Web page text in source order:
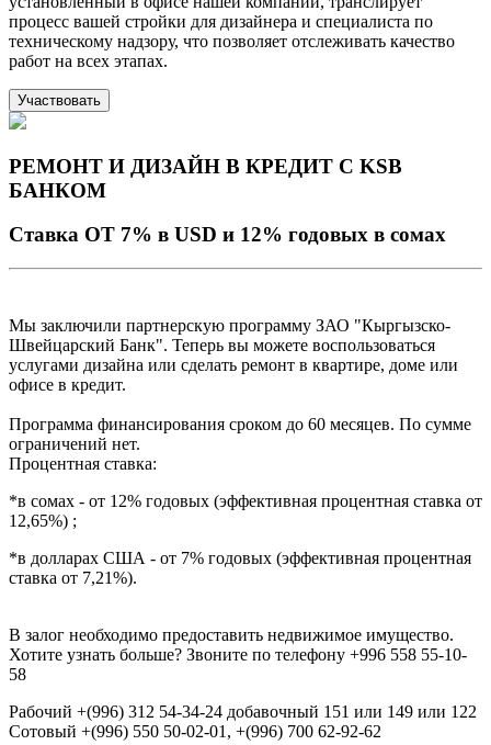
процесс вашей стройки для дизайнера и специалиста по
техническому надзору, что позволяет отслеживать качество
работ на всех этапах.
Участвовать
РЕМОНТ И ДИЗАЙН В КРЕДИТ С KSB
БАНКОМ
Cтавка ОТ 7% в USD и 12% годовых в cомах
Мы заключили партнерскую программу ЗАО "Кыргызско-
Швейцарский Банк". Теперь вы можете воспользоваться
услугами дизайна или сделать ремонт в квартире, доме или
офисе в кредит.
Программа финансирования сроком до 60 месяцев. По сумме
ограничений нет.
Процентная ставка:
*в сомах - от 12% годовых (эффективная процентная ставка от
12,65%) ;
*в долларах США - от 7% годовых (эффективная процентная
ставка от 7,21%).
В залог необходимо предоставить недвижимое имущество.
Хотите узнать больше? Звоните по телефону +996 558 55-10-
58
Рабочий +(996) 312 54-34-24 добавочный 151 или 149 или 122
Сотовый +(996) 550 50-02-01, +(996) 700 62-92-62